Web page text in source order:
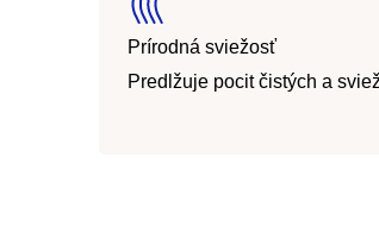
Prírodná sviežosť
Predlžuje pocit čistých a